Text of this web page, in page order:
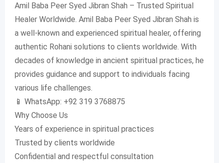
Amil Baba Peer Syed Jibran Shah – Trusted Spiritual
Healer Worldwide. Amil Baba Peer Syed Jibran Shah is
a well-known and experienced spiritual healer, offering
authentic Rohani solutions to clients worldwide. With
decades of knowledge in ancient spiritual practices, he
provides guidance and support to individuals facing
various life challenges.
📱 WhatsApp: +92 319 3768875
Why Choose Us
Years of experience in spiritual practices
Trusted by clients worldwide
Confidential and respectful consultation